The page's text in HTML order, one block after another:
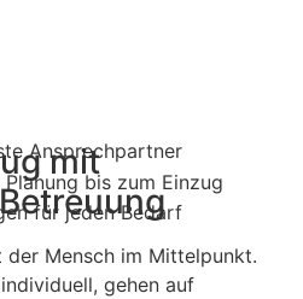
Ansprechpartner
bis zum Einzug
für jeden Bedarf
mit
der Mensch im Mittelpunkt.
gehen auf